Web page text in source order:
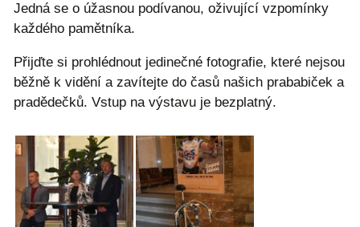
Jedná se o úžasnou podívanou, oživující vzpomínky
každého pamětníka.
Přijďte si prohlédnout jedinečné fotografie, které nejsou
běžně k vidění a zavítejte do časů našich prababiček a
pradědečků. Vstup na výstavu je bezplatný.